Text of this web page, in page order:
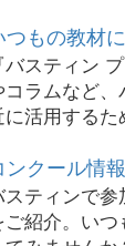
つもの教材
バスティン
コラムなど
に活用するた
ンクール情報
スティンで
ご紹介。い